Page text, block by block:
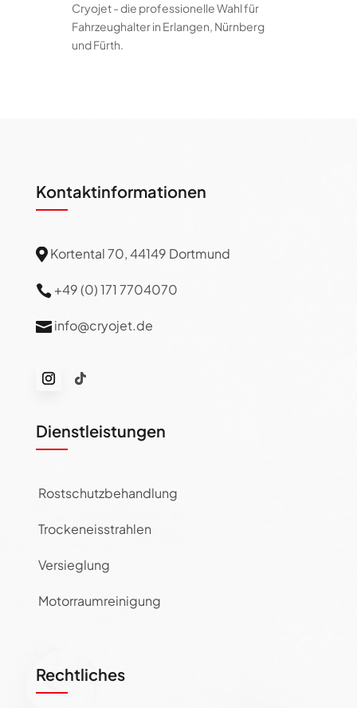
Cryojet - die professionelle Wahl für
Fahrzeughalter in Erlangen, Nürnberg
und Fürth.
Kontaktinformationen
 Kortental 70, 44149 Dortmund
 +49 (0) 171 7704070
 info@cryojet.de
Dienstleistungen
Rostschutzbehandlung
Trockeneisstrahlen
Versieglung
Motorraumreinigung
Rechtliches